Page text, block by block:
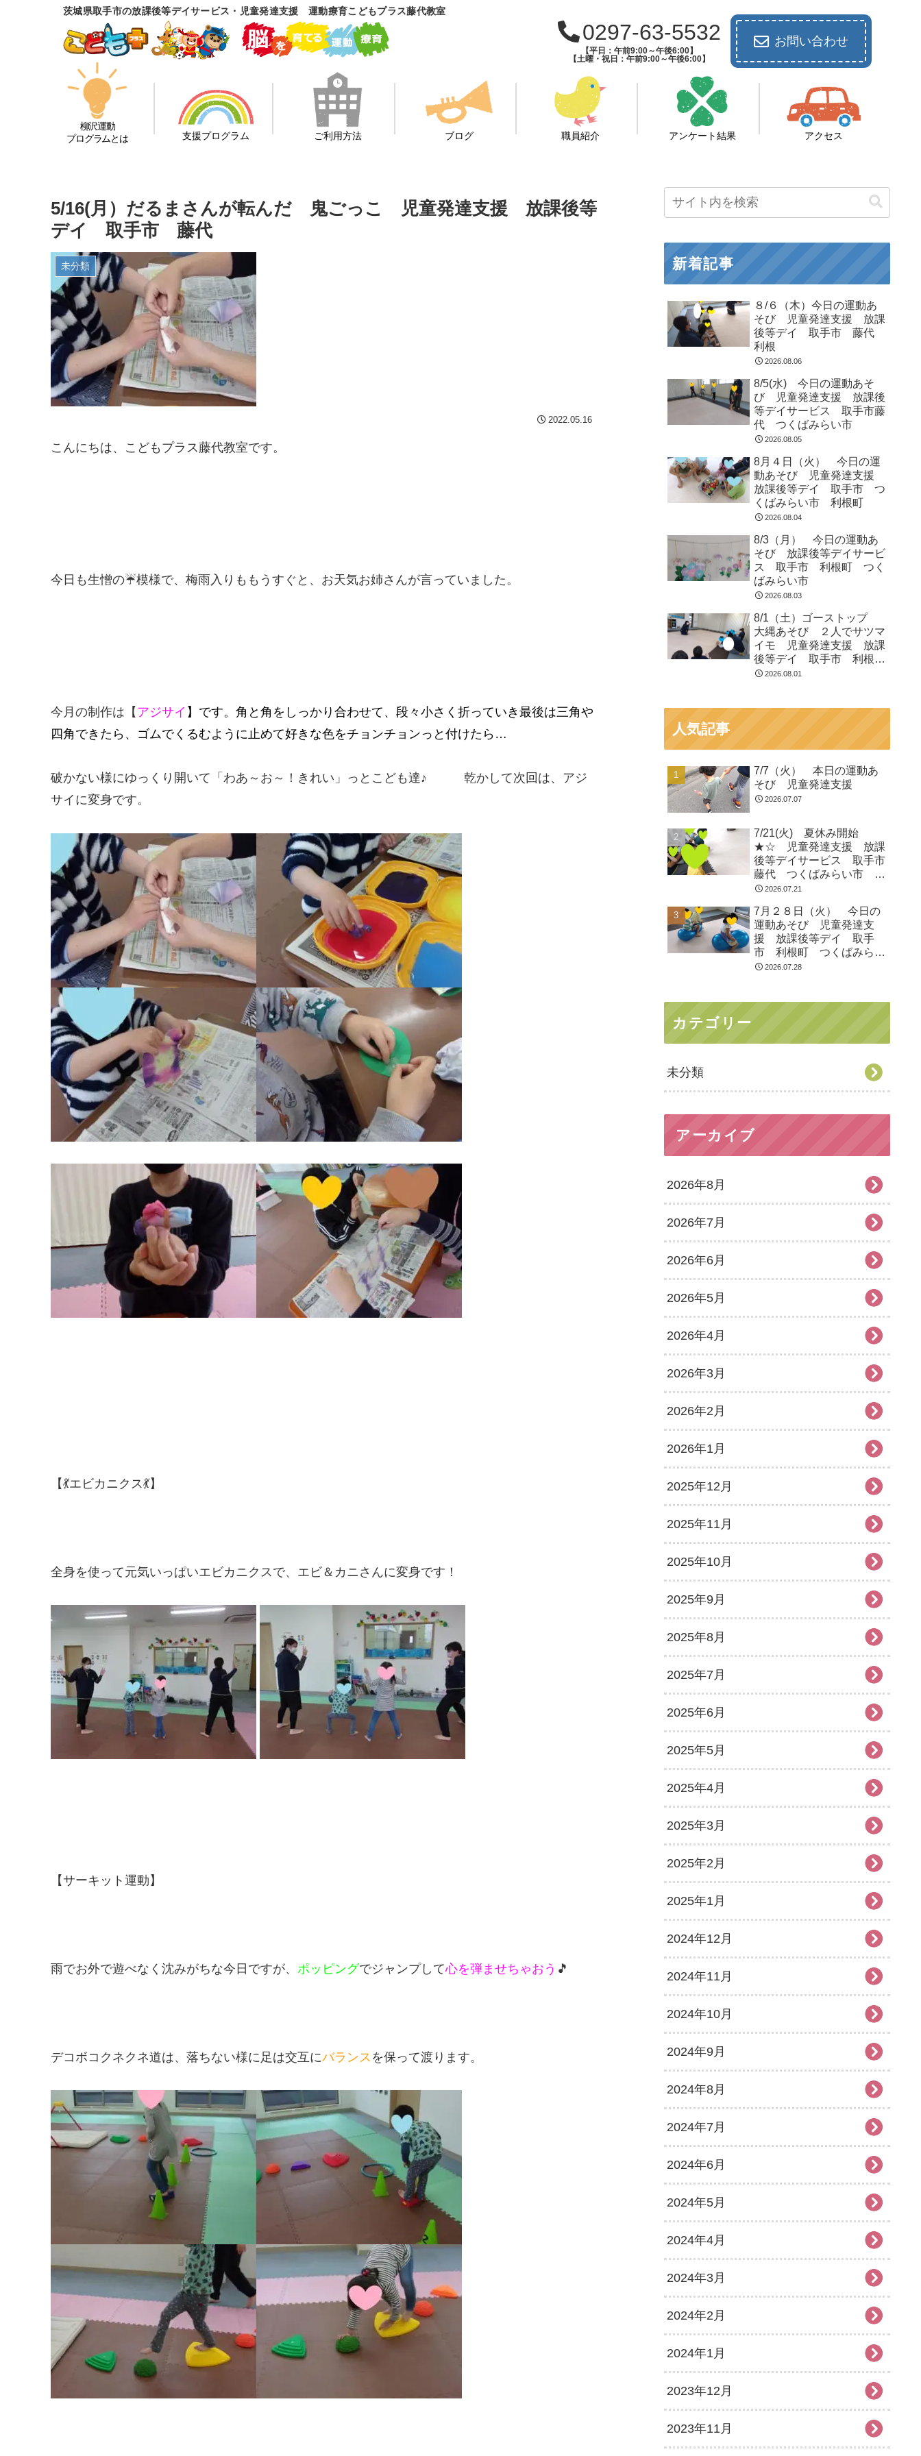
茨城県取手市の放課後等デイサービス・児童発達支援 運動療育こどもプラス藤代教室
0297-63-5532
【平日：午前9:00～午後6:00】
【土曜・祝日：午前9:00～午後6:00】
お問い合わせ
柳沢運動
プログラムとは
支援プログラム ご利用方法 ブログ 職員紹介 アンケート結果 アクセス
5/16(月）だるまさんが転んだ 鬼ごっこ 児童発達支援 放課後等
デイ 取手市 藤代
未分類
2022.05.16
こんにちは、こどもプラス藤代教室です。
今日も生憎の☔模様で、梅雨入りももうすぐと、お天気お姉さんが言っていました。
今月の制作は【 アジサイ 】です。角と角をしっかり合わせて、段々小さく折っていき最後は三角や
四角できたら、ゴムでくるむように止めて好きな色をチョンチョンっと付けたら…
破かない様にゆっくり開いて「わあ～お～！きれい」っとこども達♪ 乾かして次回は、アジ
サイに変身です。
【💃エビカニクス💃】
全身を使って元気いっぱいエビカニクスで、エビ＆カニさんに変身です！
【サーキット運動】
雨でお外で遊べなく沈みがちな今日ですが、 ポッピングでジャンプして心を弾ませちゃおう 🎵
デコボコクネクネ道は、落ちない様に足は交互にバランス を保って渡ります。
新着記事
８/６（木）今日の運動あ
そび 児童発達支援 放課
後等デイ 取手市 藤代
利根
2026.08.06
8/5(水) 今日の運動あそ
び 児童発達支援 放課後
等デイサービス 取手市藤
代 つくばみらい市
2026.08.05
8月４日（火） 今日の運
動あそび 児童発達支援
放課後等デイ 取手市 つ
くばみらい市 利根町
2026.08.04
8/3（月） 今日の運動あ
そび 放課後等デイサービ
ス 取手市 利根町 つく
ばみらい市
2026.08.03
8/1（土）ゴーストップ
大縄あそび ２人でサツマ
イモ 児童発達支援 放課
後等デイ 取手市 利根
町 龍ヶ崎市
2026.08.01
人気記事
7/7（火） 本日の運動あ
そび 児童発達支援
2026.07.07
7/21(火) 夏休み開始
★☆ 児童発達支援 放課
後等デイサービス 取手市
藤代 つくばみらい市 龍
ヶ崎2026.07.21
7月２８日（火） 今日の
運動あそび 児童発達支
援 放課後等デイ 取手
市 利根町 つくばみらい
市 2026.07.28
カテゴリー
未分類
アーカイブ
2026年8月
2026年7月
2026年6月
2026年5月
2026年4月
2026年3月
2026年2月
2026年1月
2025年12月
2025年11月
2025年10月
2025年9月
2025年8月
2025年7月
2025年6月
2025年5月
2025年4月
2025年3月
2025年2月
2025年1月
2024年12月
2024年11月
2024年10月
2024年9月
2024年8月
2024年7月
2024年6月
2024年5月
2024年4月
2024年3月
2024年2月
2024年1月
2023年12月
2023年11月